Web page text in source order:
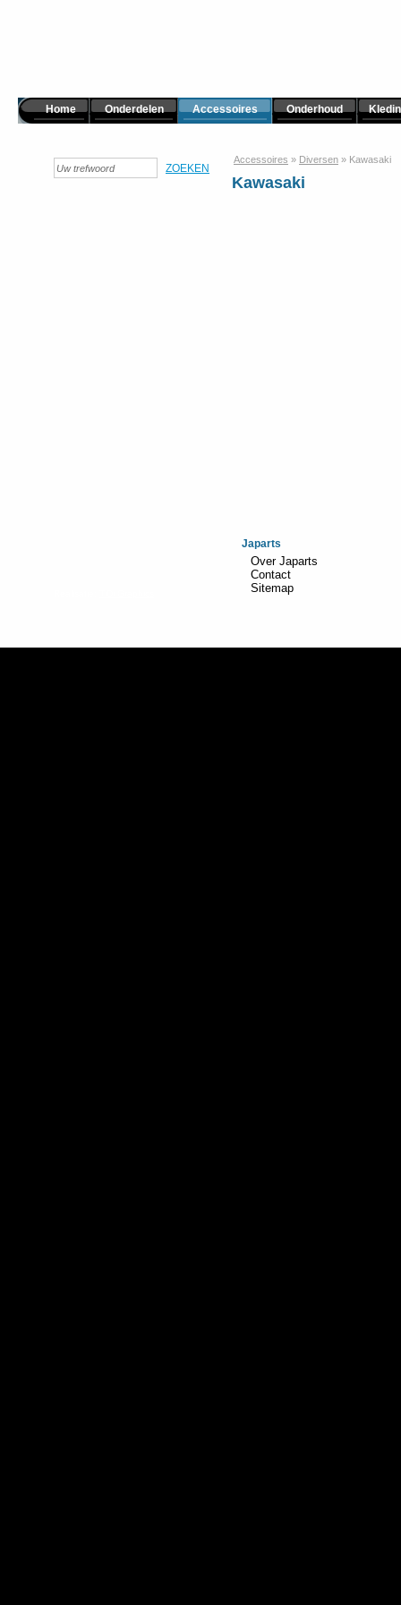
Home Onderdelen Accessoires Onderhoud
Accessoires » Diversen » Kawasaki
Kawasaki
Japarts
Over Japarts
Contact
Sitemap